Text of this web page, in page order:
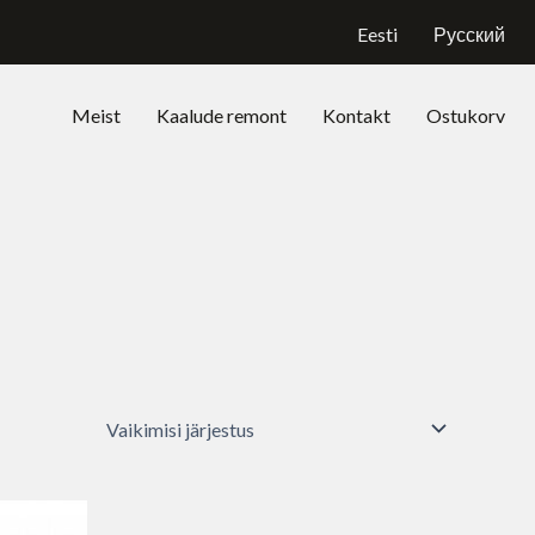
Eesti Русский
Meist Kaalude remont Kontakt Ostukorv